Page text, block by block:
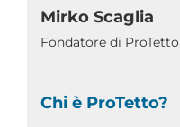
Mirko Scaglia
Fondatore di ProTetto
Chi è ProTetto?